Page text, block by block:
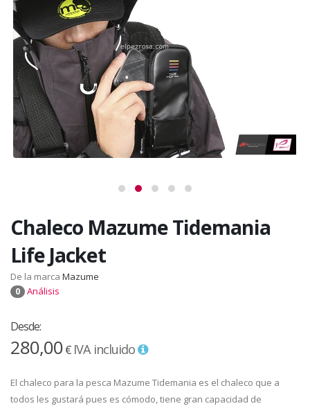
Chaleco Mazume Tidemania
Life Jacket
De la marca Mazume
0 Análisis
Desde:
280,00€ IVA incluido
El chaleco para la pesca Mazume Tidemania es el chaleco que a
todos les gustará pues es cómodo, tiene gran capacidad de